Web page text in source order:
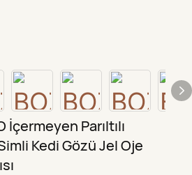
İçermeyen Parıltılı
Kedi Gözü Jel Oje